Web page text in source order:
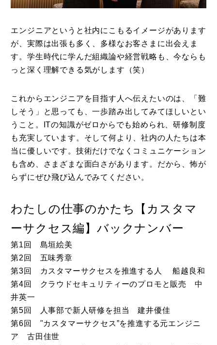
エンジニアというと社内にこもるイメージがあります
が、実際は出張も多く、多様なお客さまに出会えま
す。学生時代に学んだ組織論や経営戦略も、今ならも
っと深く理解できる気がします（笑）
これからエンジニアを目指す人へ伝えたいのは、「難
しそう」と思っても、一歩踏み出してみてほしいとい
うこと。ITの知識がゼロからでも始められ、研修制度
も充実しています。そして何より、社内の人たちは本
当に優しいです。技術だけでなくコミュニケーション
も含め、さまざまな面白さがあります。だから、怖が
らずにぜひ飛び込んでみてください。
わたしの仕事のかたち【カスタマ
ーサクセス編】バックナンバー
第1回 島垣絵美
第2回 五味秀章
第3回 カスタマーサクセスを推進する人 船越良和
第4回 クラウドセキュリティーのプロモと販売 中
井英一
第5回 人事部で新人研修を担当 建井優佳
第6回 "カスタマーサクセス”を推進する元エンジニ
ア 古田佳世